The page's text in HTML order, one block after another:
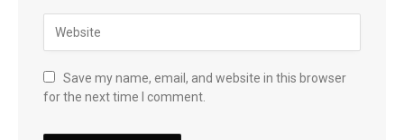
Save my name, email, and website in this browser
for the next time I comment.